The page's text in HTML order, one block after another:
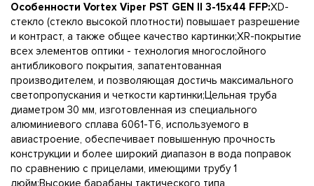
Особенности Vortex Viper PST GEN II 3-15x44 FFP:XD-
стекло (стекло высокой плотности) повышает разрешение
и контраст, а также общее качество картинки;XR-покрытие
всех элементов оптики - технология многослойного
антибликового покрытия, запатентованная
производителем, и позволяющая достичь максимального
светопропускания и четкости картинки;Цельная труба
диаметром 30 мм, изготовленная из специального
алюминиевого сплава 6061-Т6, используемого в
авиастроение, обеспечивает повышенную прочность
конструкции и более широкий диапазон в вода поправок
по сравнению с прицелами, имеющими трубу 1
дюйм;Высокие барабаны тактического типа,